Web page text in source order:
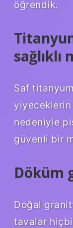
öğrendik.
sağlıklı
Saf
yiyeceklerin
nedeniyle
güvenli bir
Döküm
Doğal
tavalar